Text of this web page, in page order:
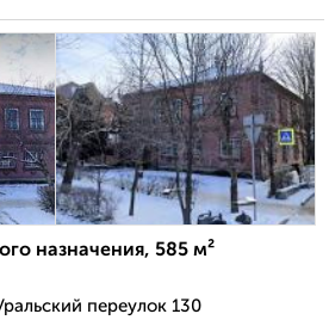
назначения, 585 м²
переулок 130